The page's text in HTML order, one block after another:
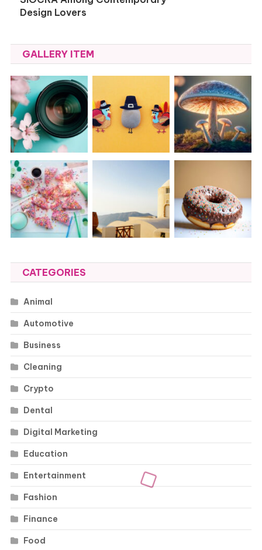
Design Lovers
GALLERY ITEM
CATEGORIES
Animal
Automotive
Business
Cleaning
Crypto
Dental
Digital Marketing
Education
Entertainment
Fashion
Finance
Food